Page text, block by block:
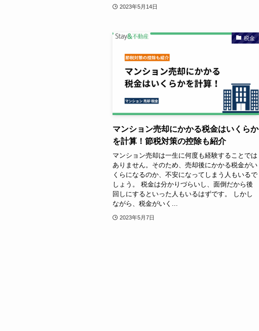
2023年5月14日
税金
マンション売却にかかる税金はいくらか
を計算！節税対策の控除も紹介
マンション売却は一生に何度も経験することでは
ありません。そのため、売却後にかかる税金がい
くらになるのか、不安になってしまう人もいるで
しょう。 税金は分かりづらいし、面倒だから後
回しにするといった人もいるはずです。 しかし
ながら、税金がいく...
2023年5月7日